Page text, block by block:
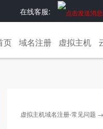
在线客服:
页 域名注册 虚拟主机
虚拟主机域名注册-常见问题